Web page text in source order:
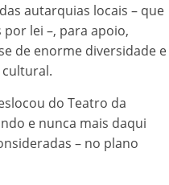
autarquias locais – que
lei –, para apoio,
de enorme diversidade e
do Teatro da
e nunca mais daqui
– no plano